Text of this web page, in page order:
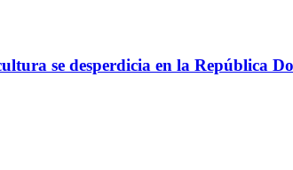
se desperdicia en la República